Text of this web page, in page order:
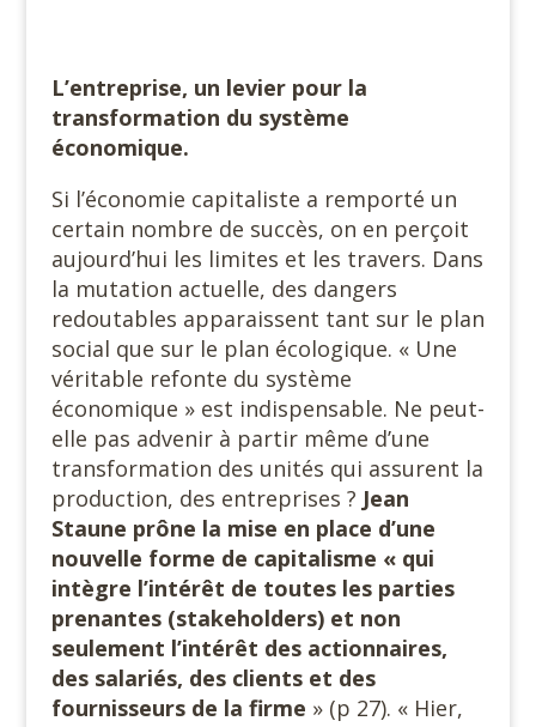
L’entreprise, un levier pour la
transformation du système
économique.
Si l’économie capitaliste a remporté un
certain nombre de succès, on en perçoit
aujourd’hui les limites et les travers. Dans
la mutation actuelle, des dangers
redoutables apparaissent tant sur le plan
social que sur le plan écologique. « Une
véritable refonte du système
économique » est indispensable. Ne peut-
elle pas advenir à partir même d’une
transformation des unités qui assurent la
production, des entreprises ? Jean
Staune prône la mise en place d’une
nouvelle forme de capitalisme « qui
intègre l’intérêt de toutes les parties
prenantes (stakeholders) et non
seulement l’intérêt des actionnaires,
des salariés, des clients et des
fournisseurs de la firme » (p 27). « Hier,